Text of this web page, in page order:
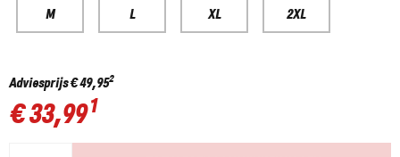
M L XL 2XL
Adviesprijs€ 49,952
€ 33,991